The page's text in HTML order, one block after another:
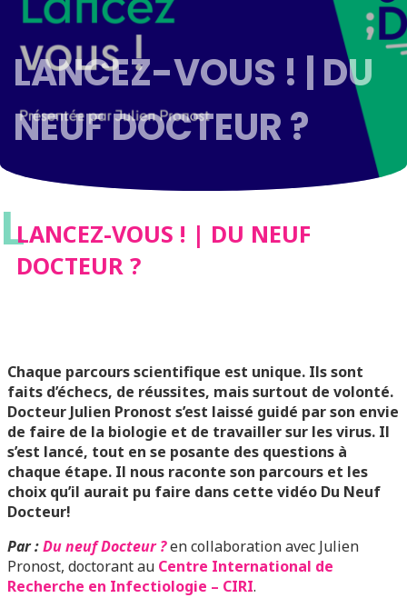
LANCEZ-VOUS ! | DU
NEUF DOCTEUR ?
LLANCEZ-VOUS ! | DU NEUF
DOCTEUR ?
Chaque parcours scientifique est unique. Ils sont
faits d’échecs, de réussites, mais surtout de volonté.
Docteur Julien Pronost s’est laissé guidé par son envie
de faire de la biologie et de travailler sur les virus. Il
s’est lancé, tout en se posante des questions à
chaque étape. Il nous raconte son parcours et les
choix qu’il aurait pu faire dans cette vidéo Du Neuf
Docteur!
Par :Du neuf Docteur ?en collaboration avec Julien
Pronost, doctorant au Centre International de
Recherche en Infectiologie – CIRI.